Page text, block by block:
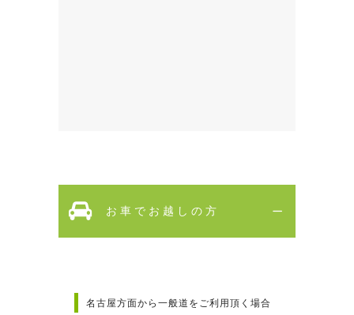
お車でお越しの方
名古屋方面から一般道をご利用頂く場合